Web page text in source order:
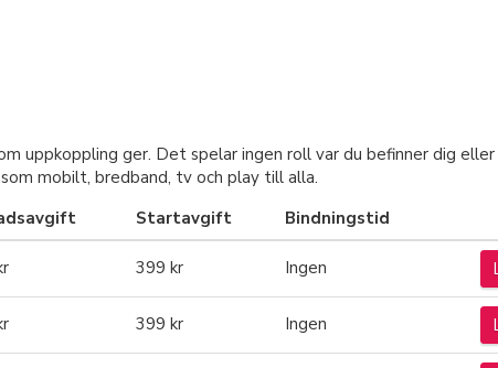
uppkoppling ger. Det spelar ingen roll var du befinner dig eller
mobilt, bredband, tv och play till alla.
Startavgift Bindningstid
399 kr Ingen
399 kr Ingen